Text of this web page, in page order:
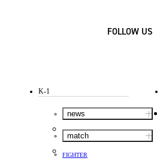
FOLLOW US
K-1
news
match
FIGHTER